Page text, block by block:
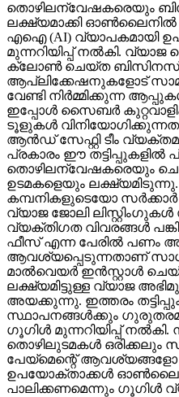
തൊഴിലന്വേഷകരെയും
ലക്ഷ്യമാക്കി ഓണ്‍ലൈനില്‍
എഐ (AI) വ്യാപകമായി
മുന്നറിയിപ്പ് നല്‍കി.
ക്ലോണ്‍ ചെയ്ത ബിസിനസ്
ആപ്ലിക്കേഷനുകളോട്
വേണ്ടി നിര്‍മ്മിക്കുന്ന
ഇപ്പോള്‍ സൈബര്‍
ടൂളുകള്‍
ആന്‍ഡ് സേഫ്റ്റി ടീം
പ്രകാരം ഈ തട്ടിപ്പുകളില്‍
തൊഴിലന്വേഷകരെയും
ഉടമകളെയും
കമ്പനികളുടെയോ
വ്യാജ ജോലി
വ്യക്തിഗത വിവരങ്ങള്‍
ഫീസ് എന്ന പേരില്‍ പണം
ആവശ്യപ്പെടുന്നതാണ്
മാല്‍വെയര്‍ ഇന്‍സ്റ്റാള്‍
ലക്ഷ്യമിട്ടുള്ള വ്യാജ
അയക്കുന്നു. ഇത്തരം
സ്ഥാപനങ്ങള്‍ക്കും
ഗൂഗിള്‍ മുന്നറിയിപ്പ്
തൊഴിലുടമകള്‍ ഒരിക്കലും
പേയ്‌മെന്റെ് ആവശ്യങ്ങളോ
ഉപയോക്താക്കള്‍
പാലിക്കണമെന്നും ഗൂഗിള്‍